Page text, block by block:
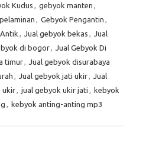
Kudus , gebyok manten ,
, Gebyok Pengantin ,
, Jual gebyok bekas , Jual
di bogor, Jual Gebyok Di
timur, Jual gebyok disurabaya
, Jual gebyok jati ukir, Jual
ukir, jual gebyok ukir jati , kebyok
, kebyok anting-anting mp3